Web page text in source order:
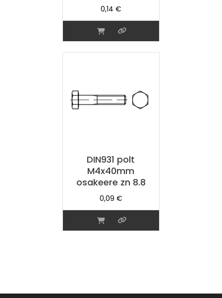
0,14 €
DIN931 polt
M4x40mm
osakeere zn 8.8
0,09 €